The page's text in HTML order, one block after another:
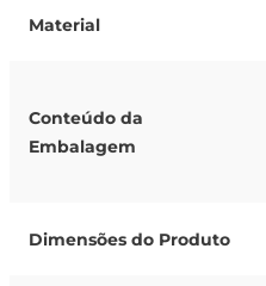
Material
Conteúdo da
Embalagem
Dimensões do Produto